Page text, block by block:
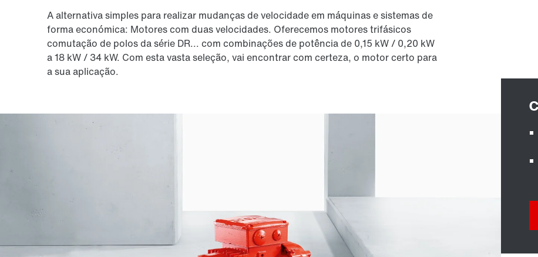
A alternativa simples para realizar mudanças de velocidade em máquinas e sistemas de
forma económica: Motores com duas velocidades. Oferecemos motores trifásicos
comutação de polos da série DR... com combinações de potência de 0,15 kW / 0,20 kW
a 18 kW / 34 kW. Com esta vasta seleção, vai encontrar com certeza, o motor certo para
a sua aplicação.